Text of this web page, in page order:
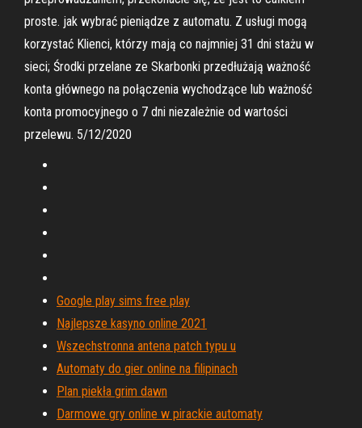
proste. jak wybrać pieniądze z automatu. Z usługi mogą
korzystać Klienci, którzy mają co najmniej 31 dni stażu w
sieci; Środki przelane ze Skarbonki przedłużają ważność
konta głównego na połączenia wychodzące lub ważność
konta promocyjnego o 7 dni niezależnie od wartości
przelewu. 5/12/2020
Google play sims free play
Najlepsze kasyno online 2021
Wszechstronna antena patch typu u
Automaty do gier online na filipinach
Plan piekła grim dawn
Darmowe gry online w pirackie automaty